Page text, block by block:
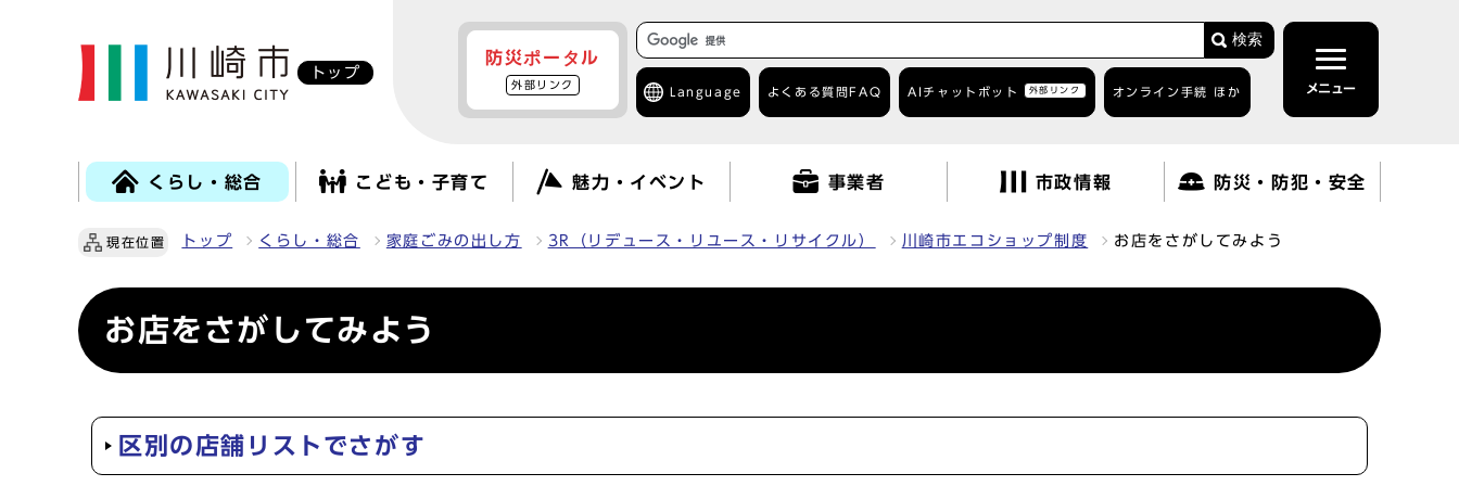
トップ
防災ポータル
外部リンク
検索
Language よくある質問 FAQ AIチャットボット 外部リンク オンライン手続 ほか メニュー
くらし・総合 こども・子育て 魅力・イベント 事業者 市政情報 防災・防犯・安全
現在位置 トップ くらし・総合 家庭ごみの出し方 3R（リデュース・リユース・リサイクル） 川崎市エコショップ制度 お店をさがしてみよう
お店をさがしてみよう
区別の店舗リストでさがす